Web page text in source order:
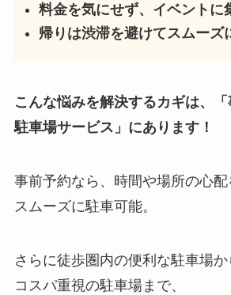
料金を気にせず、イベントに
帰りは渋滞を避けてスムーズ
こんな悩みを解決するカギは、
駐車場サービス」にあります！
事前予約なら、時間や場所の心
スムーズに駐車可能。
さらに徒歩圏内の便利な駐車場
コスパ重視の駐車場まで、